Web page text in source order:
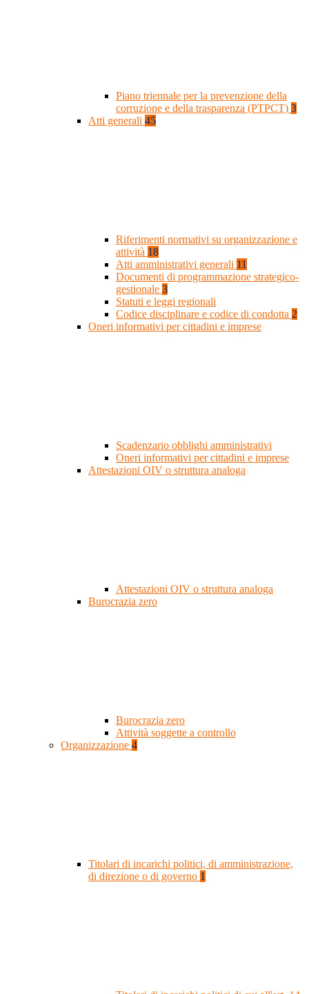
Piano triennale per la prevenzione della
corruzione e della trasparenza (PTPCT) 3
Atti generali 45
Riferimenti normativi su organizzazione e
attività 18
Atti amministrativi generali 11
Documenti di programmazione strategico-
gestionale 3
Statuti e leggi regionali
Codice disciplinare e codice di condotta 2
Oneri informativi per cittadini e imprese
Scadenzario obblighi amministrativi
Oneri informativi per cittadini e imprese
Attestazioni OIV o struttura analoga
Attestazioni OIV o struttura analoga
Burocrazia zero
Burocrazia zero
Attività soggette a controllo
Organizzazione 4
Titolari di incarichi politici, di amministrazione,
di direzione o di governo 1